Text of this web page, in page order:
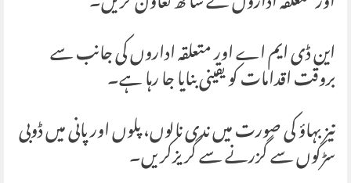
این ڈی ایم اے اور متعلقہ اداروں کی جانب سے
بروقت اقدامات کو یقینی بنایا جا رہا ہے۔
تیز بہاؤ کی صورت میں ندی نالوں، پلوں اور پانی میں ڈوبی
سڑکوں سے گزرنے سے گریزکریں۔